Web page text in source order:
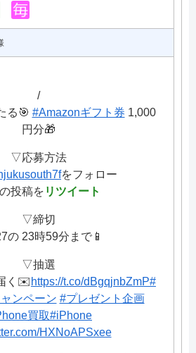
/
る🎯 #Amazonギフト券 1,000
円分🎁
▽応募方法
をフォロー
投稿を リツイート
▽締切
の 23時59分まで📱
▽抽選
く✉️ https://t.co/dBgqjnbZmP#
ンペーン #プレゼント企画
買取#iPhone
HXNoAPSxee